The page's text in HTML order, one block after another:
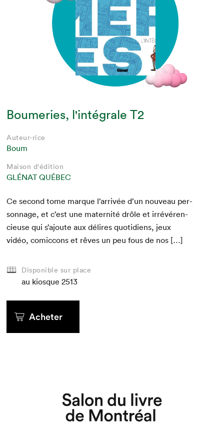
Que cherchez-vous?
Boumeries, l'intégrale T2
Auteur·rice
Boum
Maison d'édition
GLÉNAT QUÉBEC
Ce sec­ond tome mar­que l’arrivée d’un nou­veau per­
son­nage, et c’est une mater­nité drôle et irrévéren­
cieuse qui s’ajoute aux délires quo­ti­di­ens, jeux
vidéo, comic­cons et rêves un peu fous de nos […]
Disponible sur place
au kiosque 2513
Acheter